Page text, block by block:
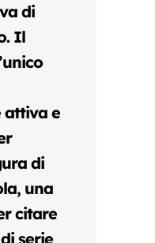
di
Il
attiva e
di
una
citare
serie